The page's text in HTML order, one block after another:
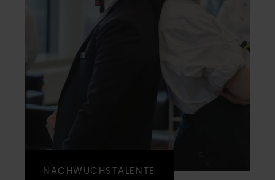
NACHWUCHSTALENTE